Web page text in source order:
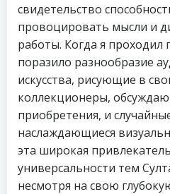
свидетельство
провоцировать мысли и
работы. Когда я проходил
поразило разнообразие
искусства, рисующие в
коллекционеры,
приобретения, и
наслаждающиеся
эта широкая
универсальности тем
несмотря на свою